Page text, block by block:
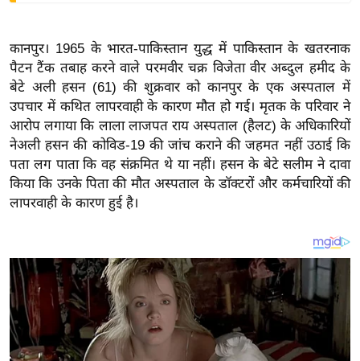
ग
त
वि
शे
ष
ज्ञ
रा
य
ट
खे
ल
क्रि
के
कानपुर। 1965 के भारत-पाकिस्तान युद्ध में पाकिस्तान के खतरनाक
पैटन टैंक तबाह करने वाले परमवीर चक्र विजेता वीर अब्दुल हमीद के
बेटे अली हसन (61) की शुक्रवार को कानपुर के एक अस्पताल में
उपचार में कथित लापरवाही के कारण मौत हो गई। मृतक के परिवार ने
आरोप लगाया कि लाला लाजपत राय अस्पताल (हैलट) के अधिकारियों
नेअली हसन की कोविड-19 की जांच कराने की जहमत नहीं उठाई कि
पता लग पाता कि वह संक्रमित थे या नहीं। हसन के बेटे सलीम ने दावा
किया कि उनके पिता की मौत अस्पताल के डॉक्टरों और कर्मचारियों की
लापरवाही के कारण हुई है।